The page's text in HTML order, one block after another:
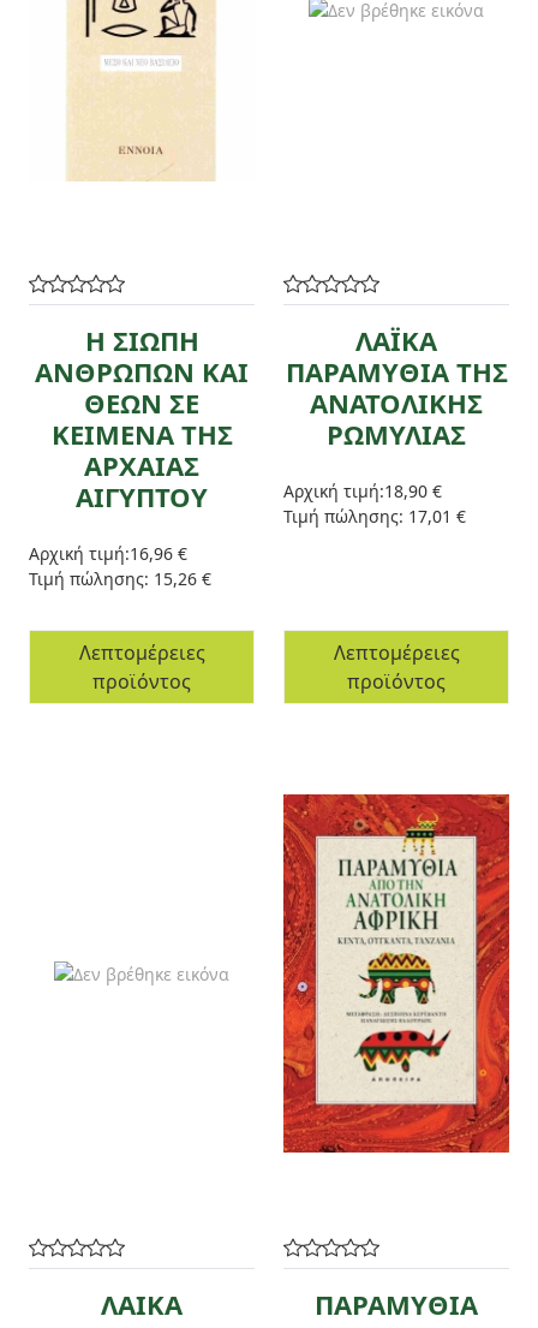
Η ΣΙΩΠΗ
ΑΝΘΡΩΠΩΝ ΚΑΙ
ΘΕΩΝ ΣΕ
ΚΕΙΜΕΝΑ ΤΗΣ
ΑΡΧΑΙΑΣ
ΑΙΓΥΠΤΟΥ
Αρχική τιμή:16,96 €
Τιμή πώλησης: 15,26 €
Λεπτομέρειες
προϊόντος
ΛΑΪΚΑ
ΠΑΡΑΜΥΘΙΑ ΤΗΣ
ΑΝΑΤΟΛΙΚΗΣ
ΡΩΜΥΛΙΑΣ
Αρχική τιμή:18,90 €
Τιμή πώλησης: 17,01 €
Λεπτομέρειες
προϊόντος
ΛΑΙΚΑ
ΠΑΡΑΜΥΘΙΑ